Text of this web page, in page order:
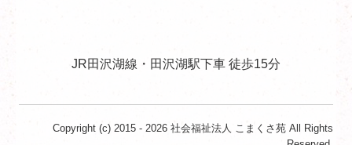
JR田沢湖線・田沢湖駅下車 徒歩15分
Copyright (c) 2015 - 2026 社会福祉法人 こまくさ苑 All Rights